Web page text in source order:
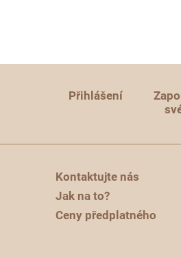
Přihlášení
Kontaktujte nás
Jak na to?
Ceny předplatného